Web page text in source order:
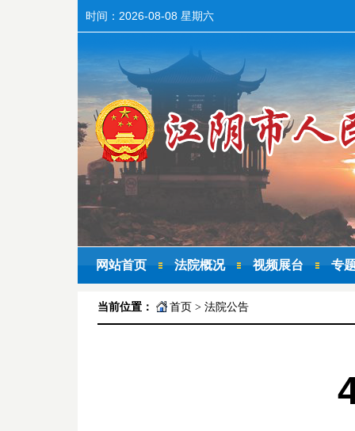
时间： 2026-08-08 星期六
网站首页 法院概况 视频展台 专
当前位置： 首页 > 法院公告